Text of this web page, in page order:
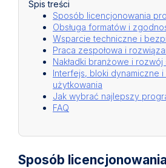
Spis treści
Sposób licencjonowania
Obsługa formatów i
Wsparcie techniczne i
Praca zespołowa i
Nakładki branżowe i
Interfejs, bloki dynamiczne
użytkowania
Jak wybrać najlepszy
FAQ
Sposób